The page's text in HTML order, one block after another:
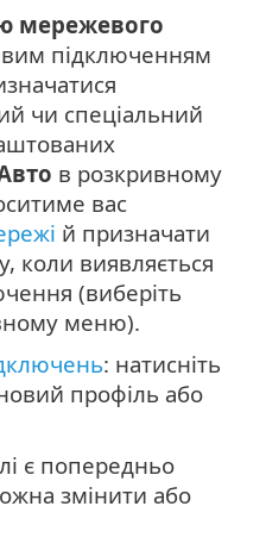
мережевого
підключенням
чи спеціальний
в розкривному
вас
й призначати
коли виявляється
(виберіть
меню).
: натисніть
профіль або
є попередньо
змінити або